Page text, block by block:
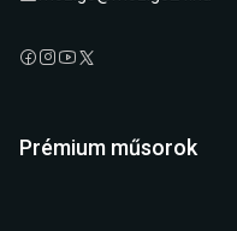
Prémium műsorok